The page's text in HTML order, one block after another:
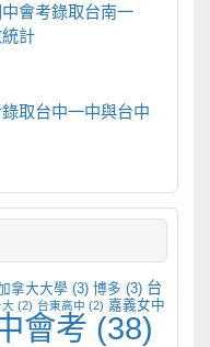
會考錄取台南一
計
取台中一中與台中
拿大大學 (3) 博多 (3) 台
大 (2) 台東高中 (2) 嘉義女中
會考 (38)